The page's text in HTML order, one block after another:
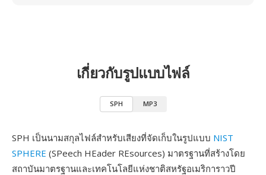
เกี่ยวกับรูปแบบไฟล์
SPH MP3
SPH เป็นนามสกุลไฟล์สำหรับเสียงที่จัดเก็บในรูปแบบ NIST
SPHERE (SPeech HEader REsources) มาตรฐานที่สร้างโดย
สถาบันมาตรฐานและเทคโนโลยีแห่งชาติสหรัฐอเมริการาวปี